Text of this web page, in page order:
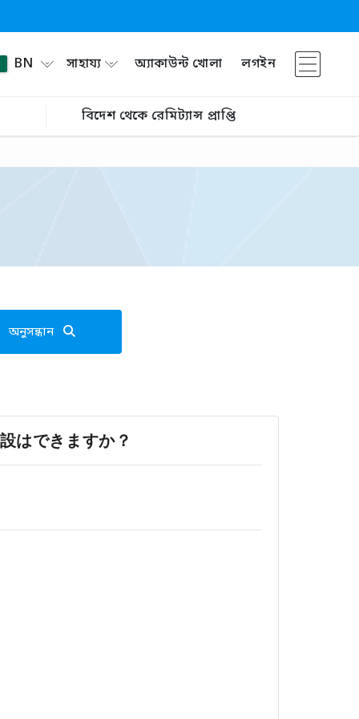
BN সাহায্য অ্যাকাউন্ট খোলা লগইন
বিদেশ থেকে রেমিট্যান্স প্রাপ্তি
অনুসন্ধান
はできますか？